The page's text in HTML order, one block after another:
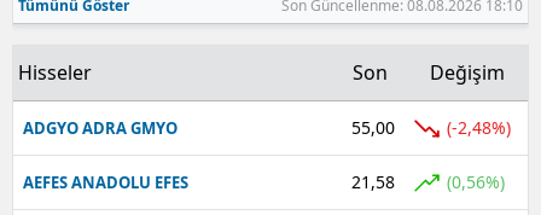
Tümünü Göster Son Güncellenme: 08.08.2026 18:10
Hisseler Son Değişim
ADGYO ADRA GMYO 55,00 (-2,48%)
AEFES ANADOLU EFES 21,58 (0,56%)